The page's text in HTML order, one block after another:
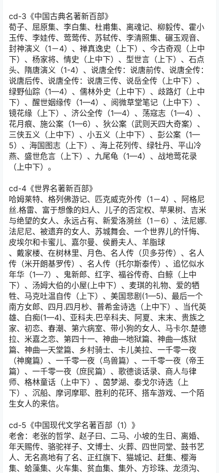
cd-3《中国古典名著新百部》
荀子、屈原集、李白集、杜甫集、离魂记、柳毅传、霍小
玉传、李娃传、莺莺传、苏轼传、李清照集、碾玉观音、
封神演义（1－4）、禅真逸史（上下）、今古奇观（上中
下）、杨家将、情史（上中下）、型世言（上下）、石点
头、隋唐演义（1-4）、说唐全传：说唐前传、说唐全传：
说唐后传、说唐全传：说唐三传、说岳全传（上中下）、
绿野仙踪（1—4）、儒林外史（上中下）、歧路灯（上中
下）、醒世姻缘传（1—4）、阅微草堂笔记（上中下）、
镜花缘（上下）、济公全传（1—4）、荡寇志（1—4）、
花月痕、施公案（1—6）、狄公案（武则天四大奇案）、
三侠五义（上中下）、小五义（上中下）、彭公案（1—
5）、海国图志（上下）、海上花列传、绿牡丹、平山冷
燕、盛世危言（上下）、九尾龟（1—4）、战地莺花录
（上中下）。
cd-4《世界名著新百部》
哈姆莱特、格列佛游记、匹克威克外传（1－4）、阿格尼
丝.格雷、富于想像的妇人、儿子的否定权、苹果树、吉米
与绝望的女人、永远占有、新爱洛漪丝（1－6）、法尼娜.
法尼尼、被遗弃的女人、苏城舞会、一个世界儿的忏悔、
皮埃尔和卡蜜儿、嘉尔曼、侯爵夫人、羊脂球
、戴家楼、在树林里、月色、名人传（贝多芬传）、名人
传（米开朗基罗传）、名人传（托尔斯泰传）、追忆似水
年华（1—7）、鬼新郎、红字、福谷传奇、白鲸（上中
下）、汤姆大伯的小屋(上中下）、麦琪的礼物、爱的牺
牲、马克吐温自传（上下）、美国悲剧(1—5)、最后一个
南方女郎、四月.四月杪、普希金诗选（上中下）、当代英
雄、白痴(1—4)、亚科夫.巴辛科夫、阿夏、末末、贵族之
家、初恋、春潮、第六病室、带小狗的女人、马卡尔.楚德
拉、米嘉之恋、第四十一、神曲—地狱篇、神曲—炼狱
篇、神曲—天堂篇、乡村骑士、卡儿美拉、一千零一夜
（神魔篇）、一千零一夜（鸟兽篇）、一千零一夜（帝王
篇）、一千零一夜（庶民篇）、歌德谈话录、商人与律
师、格林童话（上中下）、茵梦湖、泰戈尔诗选（上
下）、沉船、摩诃摩耶、胜利的花环、搭车游戏、一个陌
生女人的来信。
cd-5《中国现代文学名著百部（1）》
老舍：老张的哲学、赵子曰、二马、小坡的生日、离婚、
年天赐传、骆驼祥子、文博士、火葬、四世同堂、鼓书艺
人、无名高地有了名、正红旗下、猫城记、赶集、樱海
集、蛤藻集、火车集、贫血集、集外、方珍珠、龙须沟、